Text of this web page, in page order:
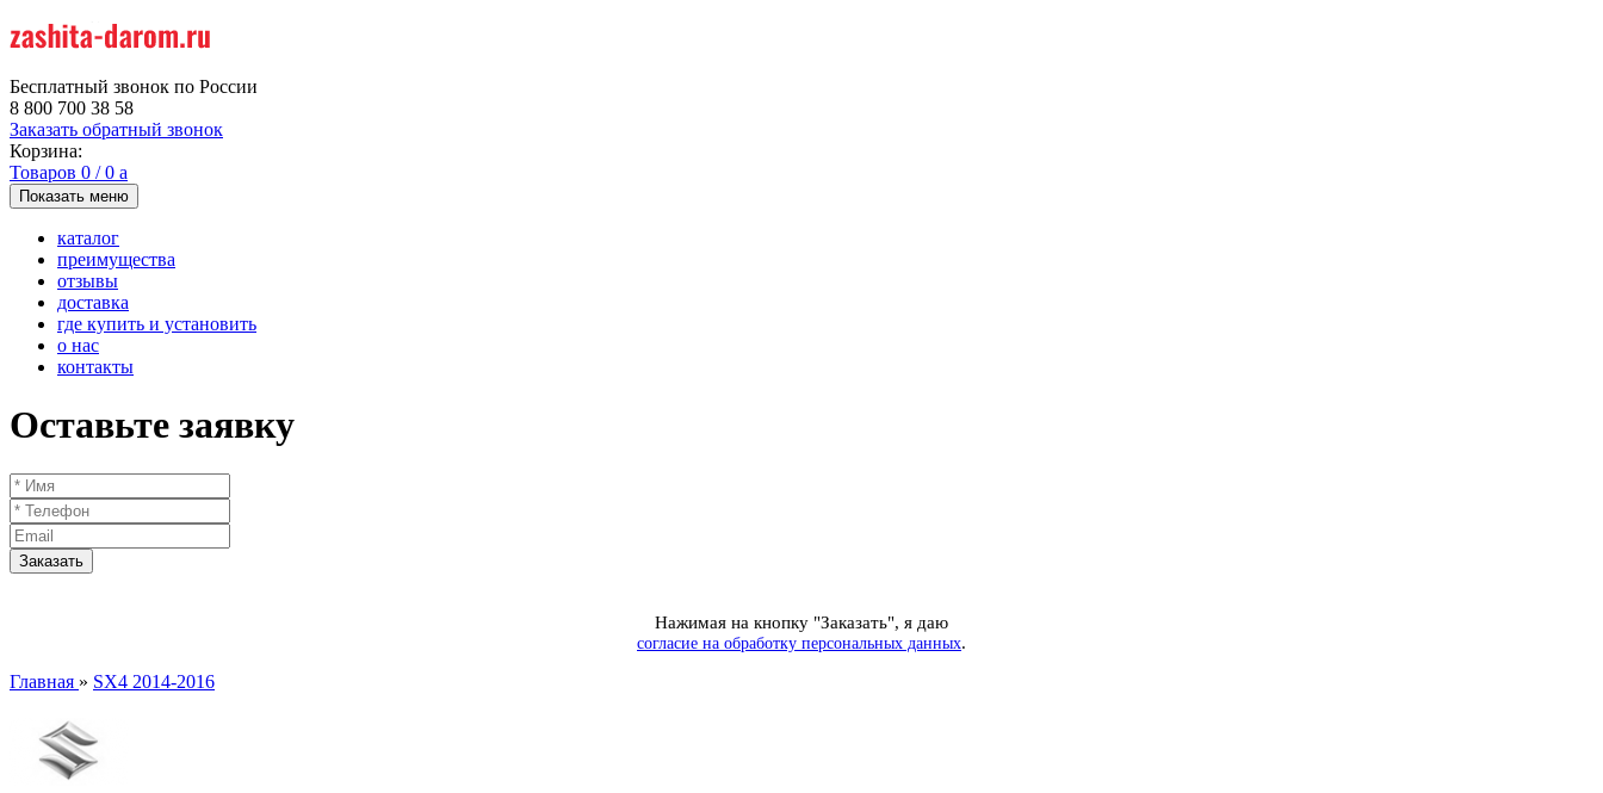
Бесплатный звонок по России
8 800 700 38 58
Заказать обратный звонок
Корзина:
Товаров 0 /0 a
Показать меню
каталог
преимущества
отзывы
доставка
где купить и установить
о нас
контакты
Оставьте заявку
Нажимая на кнопку "Заказать", я даю
согласие на обработку персональных данных.
Главная » SX4 2014-2016